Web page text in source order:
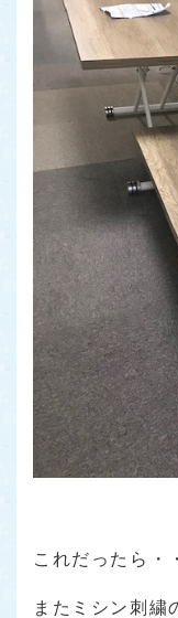
これだったら・
またミシン刺繍